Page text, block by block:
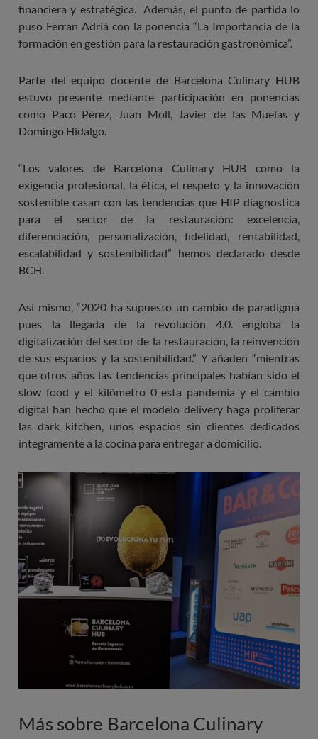
financiera y estratégica. Además, el punto de partida lo
puso Ferran Adrià con la ponencia “La Importancia de la
formación en gestión para la restauración gastronómica”.
Parte del equipo docente de Barcelona Culinary HUB
estuvo presente mediante participación en ponencias
como Paco Pérez, Juan Moll, Javier de las Muelas y
Domingo Hidalgo.
“Los valores de Barcelona Culinary HUB como la
exigencia profesional, la ética, el respeto y la innovación
sostenible casan con las tendencias que HIP diagnostica
para el sector de la restauración: excelencia,
diferenciación, personalización, fidelidad, rentabilidad,
escalabilidad y sostenibilidad” hemos declarado desde
BCH.
Así mismo, “2020 ha supuesto un cambio de paradigma
pues la llegada de la revolución 4.0. engloba la
digitalización del sector de la restauración, la reinvención
de sus espacios y la sostenibilidad.” Y añaden “mientras
que otros años las tendencias principales habían sido el
slow food y el kilómetro 0 esta pandemia y el cambio
digital han hecho que el modelo delivery haga proliferar
las dark kitchen, unos espacios sin clientes dedicados
íntegramente a la cocina para entregar a domicilio.
Más sobre Barcelona Culinary